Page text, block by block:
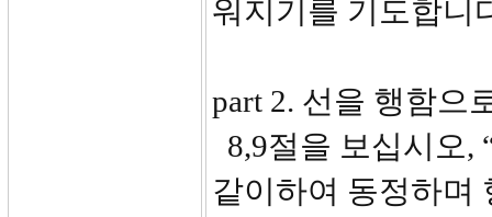
워지기를 기도합니
part 2. 선을 행함으
8,9절을 보십시오,
같이하여 동정하며